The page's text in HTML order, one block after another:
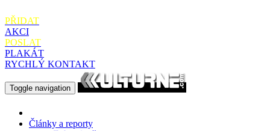
PŘIDAT
AKCI
POSLAT
PLAKÁT
RYCHLÝ KONTAKT
Toggle navigation
Články a reporty